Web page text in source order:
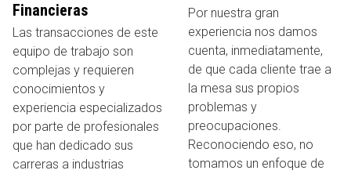
Financieras
Las transacciones de este
equipo de trabajo son
complejas y requieren
conocimientos y
experiencia especializados
por parte de profesionales
que han dedicado sus
carreras a industrias
Por nuestra gran
experiencia nos damos
cuenta, inmediatamente,
de que cada cliente trae a
la mesa sus propios
problemas y
preocupaciones.
Reconociendo eso, no
tomamos un enfoque de